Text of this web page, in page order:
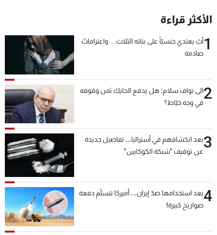
الأكثر قراءة
1أبٌ يعتدي جنسيّاً على بناته الثلاث… واعترافاتٌ
صادمة
2الى نواف سلام: هل يدفع الحايك ثمن وقوفه
في وجه خيّاط؟
3بعد انكشافهم في أستراليا... تفاصيل جديدة
عن توقيف "شبكة الكوكايين"
4بعد استخدامها ضدّ إيران... أميركا تتسلّم دفعة
صواريخ كبيرة!
عن MTV
الإنـتـاج
لاعلاناتكم
شروط الإسـتخدام
سياسة الخصوصية